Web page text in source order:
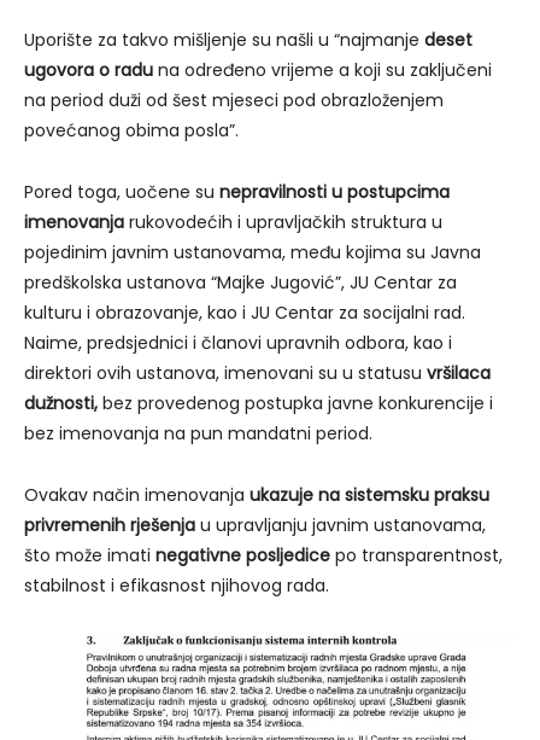
Uporište za takvo mišljenje su našli u “najmanje deset
ugovora o radu na određeno vrijeme a koji su zaključeni
na period duži od šest mjeseci pod obrazloženjem
povećanog obima posla”.
Pored toga, uočene su nepravilnosti u postupcima
imenovanja rukovodećih i upravljačkih struktura u
pojedinim javnim ustanovama, među kojima su Javna
predškolska ustanova “Majke Jugović”, JU Centar za
kulturu i obrazovanje, kao i JU Centar za socijalni rad.
Naime, predsjednici i članovi upravnih odbora, kao i
direktori ovih ustanova, imenovani su u statusu vršilaca
dužnosti, bez provedenog postupka javne konkurencije i
bez imenovanja na pun mandatni period.
Ovakav način imenovanja ukazuje na sistemsku praksu
privremenih rješenja u upravljanju javnim ustanovama,
što može imati negativne posljedice po transparentnost,
stabilnost i efikasnost njihovog rada.